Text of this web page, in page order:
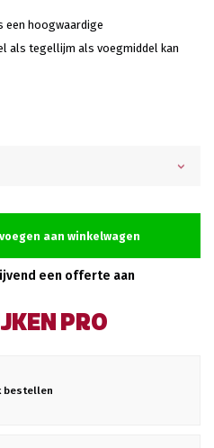
een hoogwaardige
als tegellijm als voegmiddel kan
aan winkelwagen
een offerte aan
PRO
bestellen